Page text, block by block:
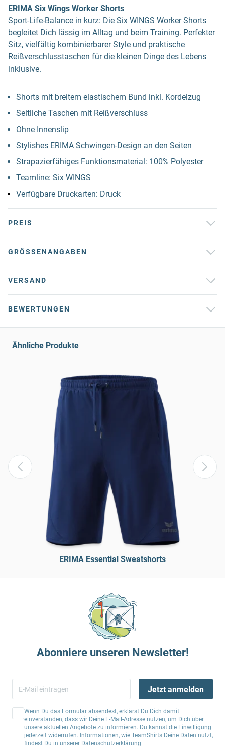
ERIMA Six Wings Worker Shorts
Sport-Life-Balance in kurz: Die Six WINGS Worker Shorts
begleitet Dich lässig im Alltag und beim Training. Perfekter
Sitz, vielfältig kombinierbarer Style und praktische
Reißverschlusstaschen für die kleinen Dinge des Lebens
inklusive.
Shorts mit breitem elastischem Bund inkl. Kordelzug
Seitliche Taschen mit Reißverschluss
Ohne Innenslip
Stylishes ERIMA Schwingen-Design an den Seiten
Strapazierfähiges Funktionsmaterial: 100% Polyester
Teamline: Six WINGS
Verfügbare Druckarten: Druck
PREIS
GRÖSSENANGABEN
VERSAND
BEWERTUNGEN
Ähnliche Produkte
ERIMA Essential Sweatshorts
Abonniere unseren Newsletter!
Jetzt anmelden
Wenn Du das Formular absendest, erklärst Du Dich damit
einverstanden, dass wir Deine E-Mail-Adresse nutzen, um Dich über
unsere aktuellen Angebote zu informieren. Du kannst die Einwilligung
jederzeit widerrufen. Informationen, wie TeamShirts Deine Daten nutzt,
findest Du in unserer Datenschutzerklärung.